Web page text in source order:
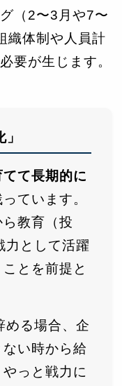
（2〜3月や7〜
織体制や人員計
要が生じます。
てて長期的に
ています。
教育（投
力として活躍
とを前提と
める場合、企
い時から給
っと戦力に